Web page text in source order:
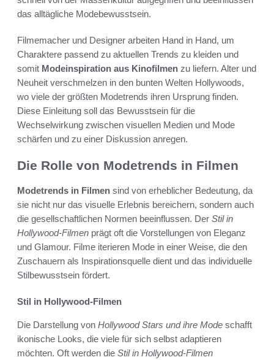
das alltägliche Modebewusstsein.
Filmemacher und Designer arbeiten Hand in Hand, um
Charaktere passend zu aktuellen Trends zu kleiden und
somit Modeinspiration aus Kinofilmen zu liefern. Alter und
Neuheit verschmelzen in den bunten Welten Hollywoods,
wo viele der größten Modetrends ihren Ursprung finden.
Diese Einleitung soll das Bewusstsein für die
Wechselwirkung zwischen visuellen Medien und Mode
schärfen und zu einer Diskussion anregen.
Die Rolle von Modetrends in Filmen
Modetrends in Filmen sind von erheblicher Bedeutung, da
sie nicht nur das visuelle Erlebnis bereichern, sondern auch
die gesellschaftlichen Normen beeinflussen. Der Stil in
Hollywood-Filmen prägt oft die Vorstellungen von Eleganz
und Glamour. Filme iterieren Mode in einer Weise, die den
Zuschauern als Inspirationsquelle dient und das individuelle
Stilbewusstsein fördert.
Stil in Hollywood-Filmen
Die Darstellung von Hollywood Stars und ihre Mode schafft
ikonische Looks, die viele für sich selbst adaptieren
möchten. Oft werden die Stil in Hollywood-Filmen